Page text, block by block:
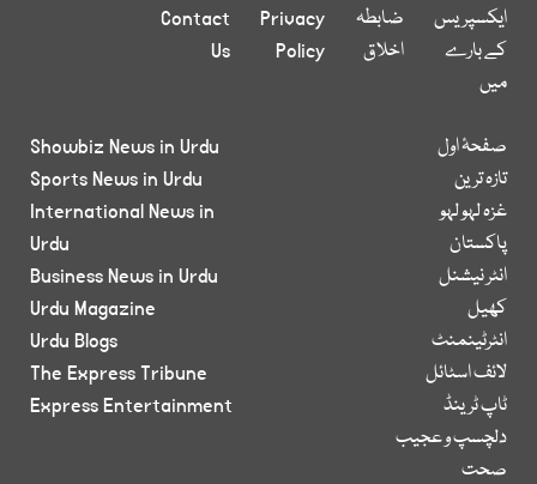
ایکسپریس
کے بارے
میں
ضابطہ
اخلاق
Privacy
Policy
Contact
Us
صفحۂ اول
تازہ ترین
غزہ لہو لہو
پاکستان
انٹر نیشنل
کھیل
انٹرٹینمنٹ
لائف اسٹائل
ٹاپ ٹرینڈ
دلچسپ و عجیب
صحت
Showbiz News in Urdu
Sports News in Urdu
International News in
Urdu
Business News in Urdu
Urdu Magazine
Urdu Blogs
The Express Tribune
Express Entertainment